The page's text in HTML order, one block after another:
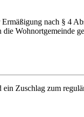
nach § 4
die
Zuschlag zum